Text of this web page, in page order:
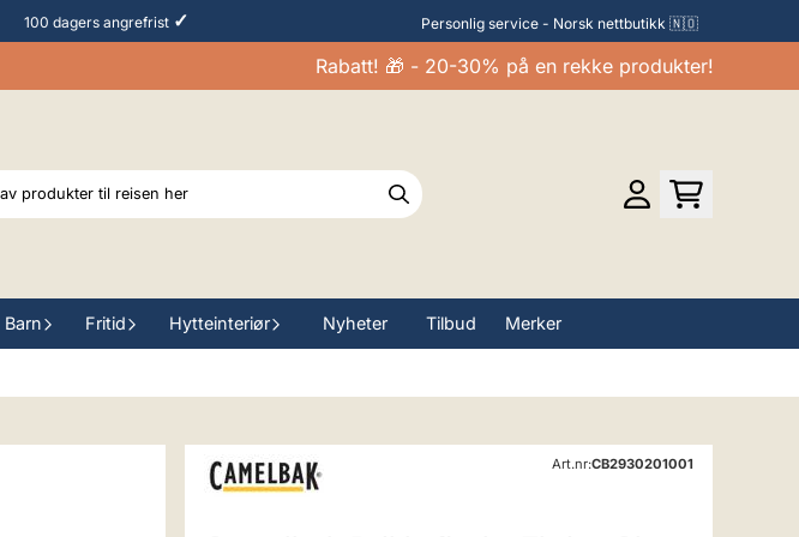
100 dagers angrefrist ✓ Personlig service - Norsk nettbutikk 🇳🇴
Rabatt! 🎁 - 20-30% på en rekke produkter!
Barn Fritid Hytteinteriør Nyheter Tilbud Merker
Art.nr:CB2930201001